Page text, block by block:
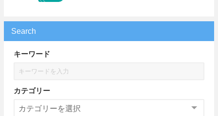
Search
キーワード
カテゴリー